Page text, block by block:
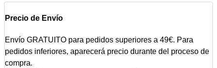
Precio de Envío
Envío GRATUITO para pedidos superiores a 49€. Para
pedidos inferiores, aparecerá precio durante del proceso de
compra.